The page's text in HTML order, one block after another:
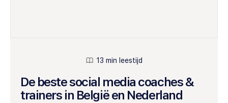
13 min leestijd
De beste social media coaches &
trainers in België en Nederland